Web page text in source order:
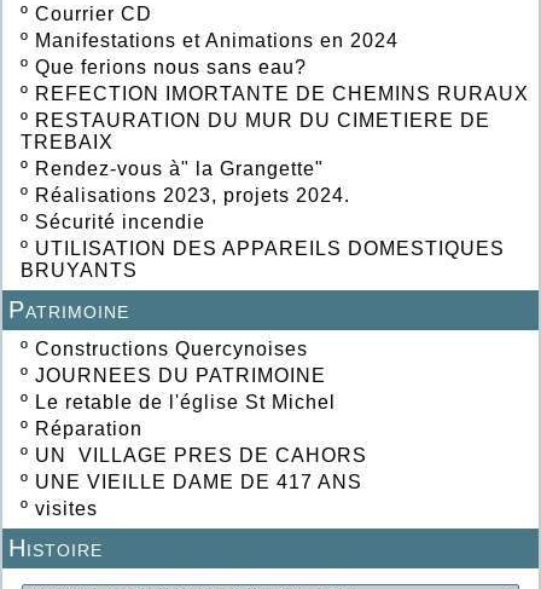
º Courrier CD
º Manifestations et Animations en 2024
º Que ferions nous sans eau?
º REFECTION IMORTANTE DE CHEMINS RURAUX
º RESTAURATION DU MUR DU CIMETIERE DE
TREBAIX
º Rendez-vous à" la Grangette"
º Réalisations 2023, projets 2024.
º Sécurité incendie
º UTILISATION DES APPAREILS DOMESTIQUES
BRUYANTS
Patrimoine
º Constructions Quercynoises
º JOURNEES DU PATRIMOINE
º Le retable de l'église St Michel
º Réparation
º UN VILLAGE PRES DE CAHORS
º UNE VIEILLE DAME DE 417 ANS
º visites
Histoire